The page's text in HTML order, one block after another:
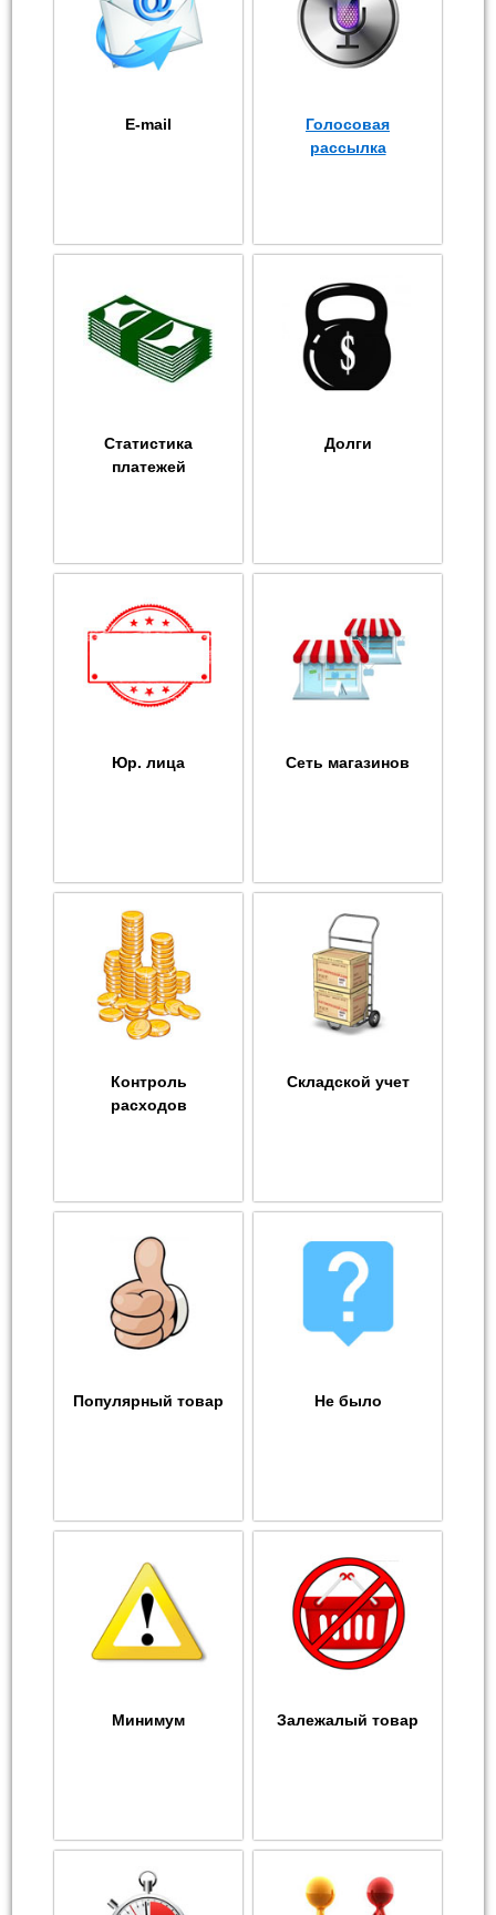
E-mail
Голосовая
рассылка
Статистика
платежей
Долги
Юр. лица Сеть магазинов
Контроль
расходов
Складской учет
Популярный товар Не было
Минимум Залежалый товар